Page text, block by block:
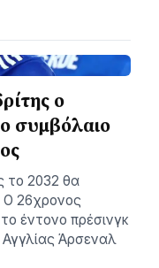
ο
συμβόλαιο
το 2032 θα
Ο 26χρονος
έντονο πρέσινγκ
Άρσεναλ